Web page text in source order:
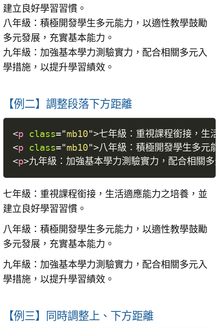
建立良好學習習慣。
八年級：積極開發學生多元能力，以適性教學鼓勵
多元發展，充實基本能力。
九年級：加強基本學力測驗實力，配合相關多元入
學措施，以提升學習績效。
【例二】調整段落下方距離
<p class="mb10">七年級：重視課程銜接，生
<p class="mb10">八年級：積極開發學生多元
<p>九年級：加強基本學力測驗實力，配合相關
七年級：重視課程銜接，生活適應能力之培養，並
建立良好學習習慣。
八年級：積極開發學生多元能力，以適性教學鼓勵
多元發展，充實基本能力。
九年級：加強基本學力測驗實力，配合相關多元入
學措施，以提升學習績效。
【例三】同時調整上、下方距離